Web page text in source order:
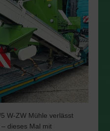
W-ZW Mühle verlässt
dieses Mal mit